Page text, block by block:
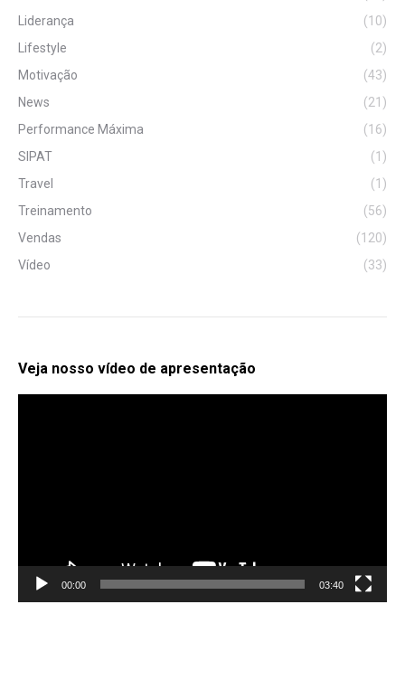
Liderança
(10)
Lifestyle
(2)
Motivação
(43)
News
(21)
Performance Máxima
(16)
SIPAT
(1)
Travel
(1)
Treinamento
(56)
Vendas
(120)
Vídeo
(33)
Veja nosso vídeo de apresentação
00:00 03:40